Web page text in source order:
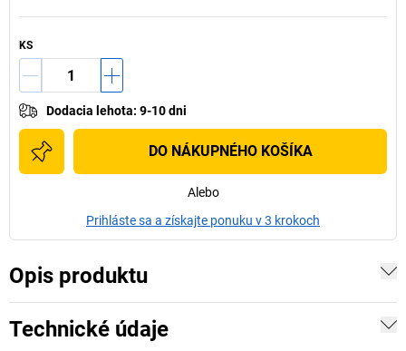
KS
Dodacia lehota: 9-10 dni
DO NÁKUPNÉHO KOŠÍKA
Alebo
Prihláste sa a získajte ponuku v 3 krokoch
Opis produktu
Technické údaje